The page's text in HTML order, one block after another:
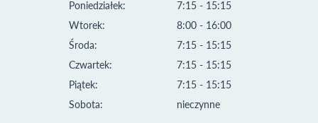
Poniedziałek:
Wtorek:
Środa:
Czwartek:
Piątek:
Sobota:
7:15 - 15:15
8:00 - 16:00
7:15 - 15:15
7:15 - 15:15
7:15 - 15:15
nieczynne